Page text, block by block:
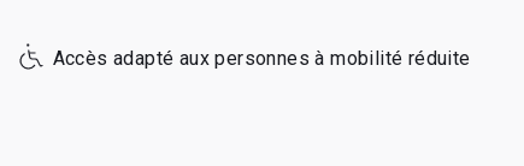
Accès adapté aux personnes à mobilité réduite